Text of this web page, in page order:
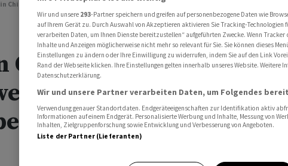
Chinas Wirtschaft weiter getrübt - Index aber besser als erwartet
Chinas
getrübt -
als
Wir und unsere 293-Partner speichern und greifen auf personenbezogene Daten wie
auf Ihrem Gerät zu. Durch Auswahl von Akzeptieren aktivieren Sie Tracking-Technologien
verarbeiten Daten, um Ihnen Dienste bereitzustellen“ aufgeführten Zwecke. Wenn
Inhalte und Anzeigen möglicherweise nicht mehr so relevant für Sie. Sie können dieses
Einstellungen zu ändern oder Ihre Einwilligung zu widerrufen, indem Sie auf den Link
Rand der Webseite klicken. Ihre Einstellungen gelten innerhalb unseres Website. Weitere
Datenschutzerklärung.
Wir und unsere Partner verarbeiten Daten, um Folgendes
Verwendung genauer Standortdaten. Endgeräteeigenschaften zur Identifikation aktiv
Informationen auf einem Endgerät. Personalisierte Werbung und Inhalte, Messung von
Inhalten, Zielgruppenforschung sowie Entwicklung und Verbesserung von Angeboten.
Liste der Partner (Lieferanten)